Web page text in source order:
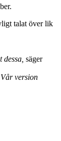
talat över lik
säger
version